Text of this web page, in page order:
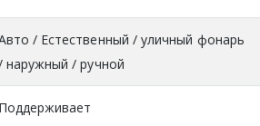
/ Естественный / уличный фонарь
наружный / ручной
Поддерживает